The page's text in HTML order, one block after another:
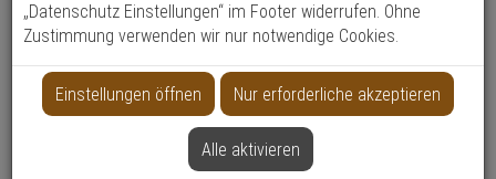
148,35 €
inkl. MwSt. zzgl. Versandkosten
Lieferzeit: 1-2 Werktage**
Kostenfreie Retoure
In den Warenkorb
„Datenschutz Einstellungen“ im Footer widerrufen. Ohne
Zustimmung verwenden wir nur notwendige Cookies.
Einstellungen öffnen Nur erforderliche akzeptieren
Alle aktivieren